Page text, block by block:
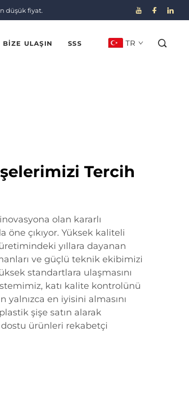
düşük fiyat.
BIZE ULAŞIN SSS TR
Tercih
olan kararlı
öne çıkıyor. Yüksek kaliteli
yıllara dayanan
ve güçlü teknik ekibimizi
standartlara ulaşmasını
katı kalite kontrolünü
en iyisini almasını
şişe satın alarak
dostu ürünleri rekabetçi